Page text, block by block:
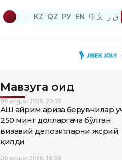
KZ QZ РУ EN 中文 ق ز
Мавзуга оид
06 avgust 2026, 20:36
АҚШ айрим ариза берувчилар
250 минг долларгача бўлган
визавий депозитларни жорий
қилди
06 avgust 2026, 19:38